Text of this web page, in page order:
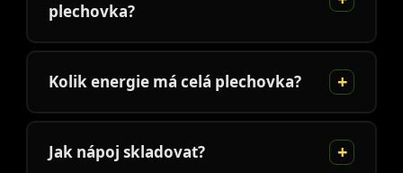
plechovka?
Kolik energie má celá plechovka?
Jak nápoj skladovat?